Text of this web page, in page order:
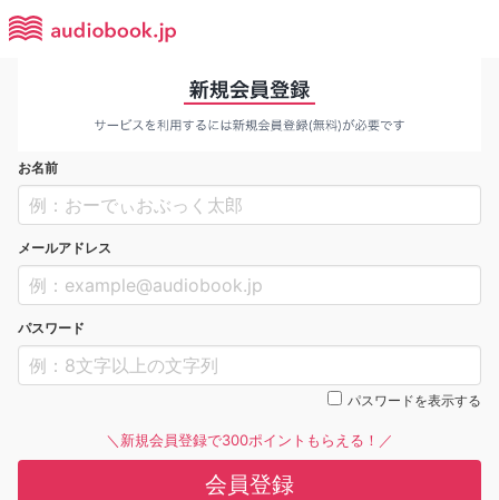
お名前
メールアドレス
パスワード
パスワードを表示する
＼新規会員登録で300ポイントもらえる！／
会員登録